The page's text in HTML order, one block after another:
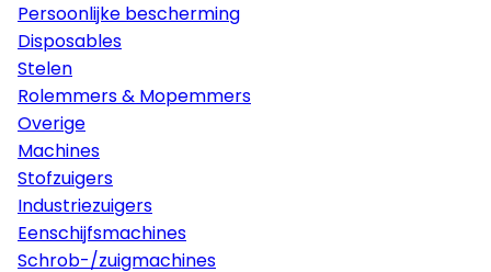
Persoonlijke bescherming
Disposables
Stelen
Rolemmers & Mopemmers
Overige
Machines
Stofzuigers
Industriezuigers
Eenschijfsmachines
Schrob-/zuigmachines